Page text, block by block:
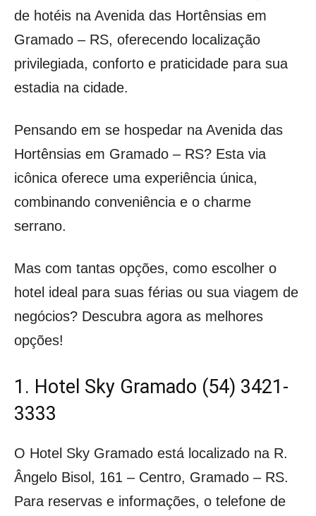
de hotéis na Avenida das Hortênsias em
Gramado – RS, oferecendo localização
privilegiada, conforto e praticidade para sua
estadia na cidade.
Pensando em se hospedar na Avenida das
Hortênsias em Gramado – RS? Esta via
icônica oferece uma experiência única,
combinando conveniência e o charme
serrano.
Mas com tantas opções, como escolher o
hotel ideal para suas férias ou sua viagem de
negócios? Descubra agora as melhores
opções!
1. Hotel Sky Gramado (54) 3421-
3333
O Hotel Sky Gramado está localizado na R.
Ângelo Bisol, 161 – Centro, Gramado – RS.
Para reservas e informações, o telefone de